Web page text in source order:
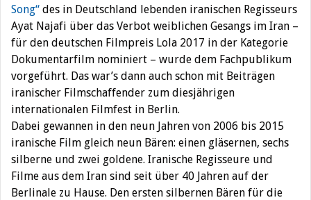
Song“ des in Deutschland lebenden iranischen Regisseurs
Ayat Najafi über das Verbot weiblichen Gesangs im Iran –
für den deutschen Filmpreis Lola 2017 in der Kategorie
Dokumentarfilm nominiert – wurde dem Fachpublikum
vorgeführt. Das war’s dann auch schon mit Beiträgen
iranischer Filmschaffender zum diesjährigen
internationalen Filmfest in Berlin.
Dabei gewannen in den neun Jahren von 2006 bis 2015
iranische Film gleich neun Bären: einen gläsernen, sechs
silberne und zwei goldene. Iranische Regisseure und
Filme aus dem Iran sind seit über 40 Jahren auf der
Berlinale zu Hause. Den ersten silbernen Bären für die